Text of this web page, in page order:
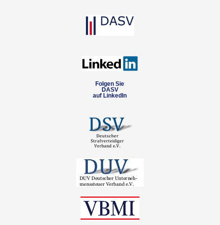
Folgen Sie
DASV
auf LinkedIn